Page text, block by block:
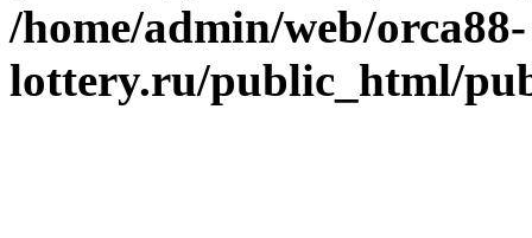
/home/admin/web/orca88-
lottery.ru/public_html/